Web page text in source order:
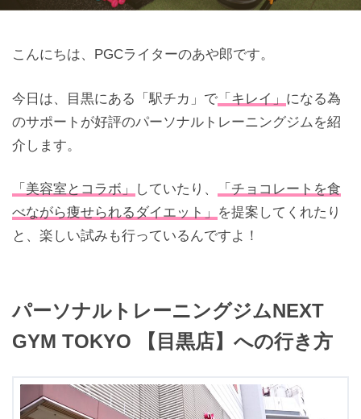
こんにちは、PGCライターのあや郎です。
今日は、目黒にある「駅チカ」で 「キレイ」 になる為
のサポートが好評のパーソナルトレーニングジムを紹
介します。
「美容室とコラボ」 していたり、
「チョコレートを食
べながら痩せられるダイエット」
を提案してくれたり
と、楽しい試みも行っているんですよ！
パーソナルトレーニングジムNEXT
GYM TOKYO 【目黒店】への行き方